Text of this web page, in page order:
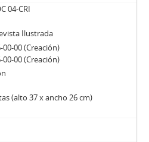
04-CRI
Ilustrada
00-00 (Creación)
00-00 (Creación)
(alto 37 x ancho 26 cm)